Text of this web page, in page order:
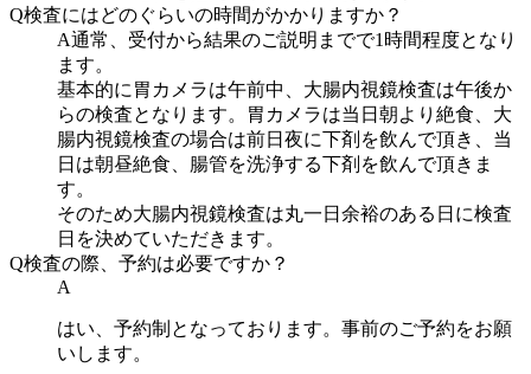
Q検査にはどのぐらいの時間がかかりますか？
A通常、受付から結果のご説明までで1時間程度となり
ます。
基本的に胃カメラは午前中、大腸内視鏡検査は午後か
らの検査となります。胃カメラは当日朝より絶食、大
腸内視鏡検査の場合は前日夜に下剤を飲んで頂き、当
日は朝昼絶食、腸管を洗浄する下剤を飲んで頂きま
す。
そのため大腸内視鏡検査は丸一日余裕のある日に検査
日を決めていただきます。
Q検査の際、予約は必要ですか？
A
はい、予約制となっております。事前のご予約をお願
いします。